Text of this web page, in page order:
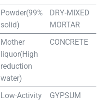
Powder(99%
solid)
DRY-MIXED
MORTAR
Mother
liquor(High
reduction
water)
CONCRETE
Low-Activity
GYPSUM